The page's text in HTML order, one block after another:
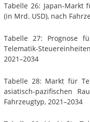
Tabelle 26: Japan-Markt
(in Mrd. USD), nach
Tabelle 27: Prognose
Telematik-
2021–2034
Tabelle 28: Markt für
asiatisch-pazifischen
Fahrzeugtyp, 2021–2034